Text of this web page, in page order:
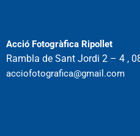
Acció Fotogràfica Ripollet
Rambla de Sant Jordi 2 – 4 ,
acciofotografica@gmail.com